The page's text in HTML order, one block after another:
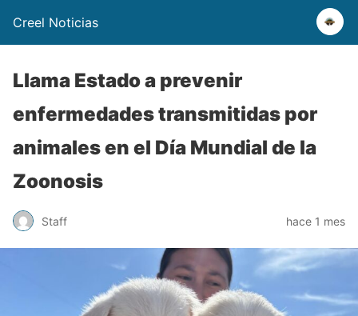
Creel Noticias
Llama Estado a prevenir
enfermedades transmitidas por
animales en el Día Mundial de la
Zoonosis
Staff hace 1 mes